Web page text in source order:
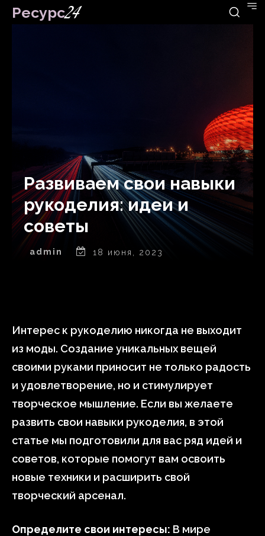
Ресурс24
Развиваем свои навыки
рукоделия: идеи и
советы
admin 18 июня, 2023
Интерес к рукоделию никогда не выходит
из моды. Создание уникальных вещей
своими руками приносит не только радость
и удовлетворение, но и стимулирует
творческое мышление. Если вы желаете
развить свои навыки рукоделия, в этой
статье мы подготовили для вас ряд идей и
советов, которые помогут вам освоить
новые техники и расширить свой
творческий арсенал.
Определите свои интересы: В мире